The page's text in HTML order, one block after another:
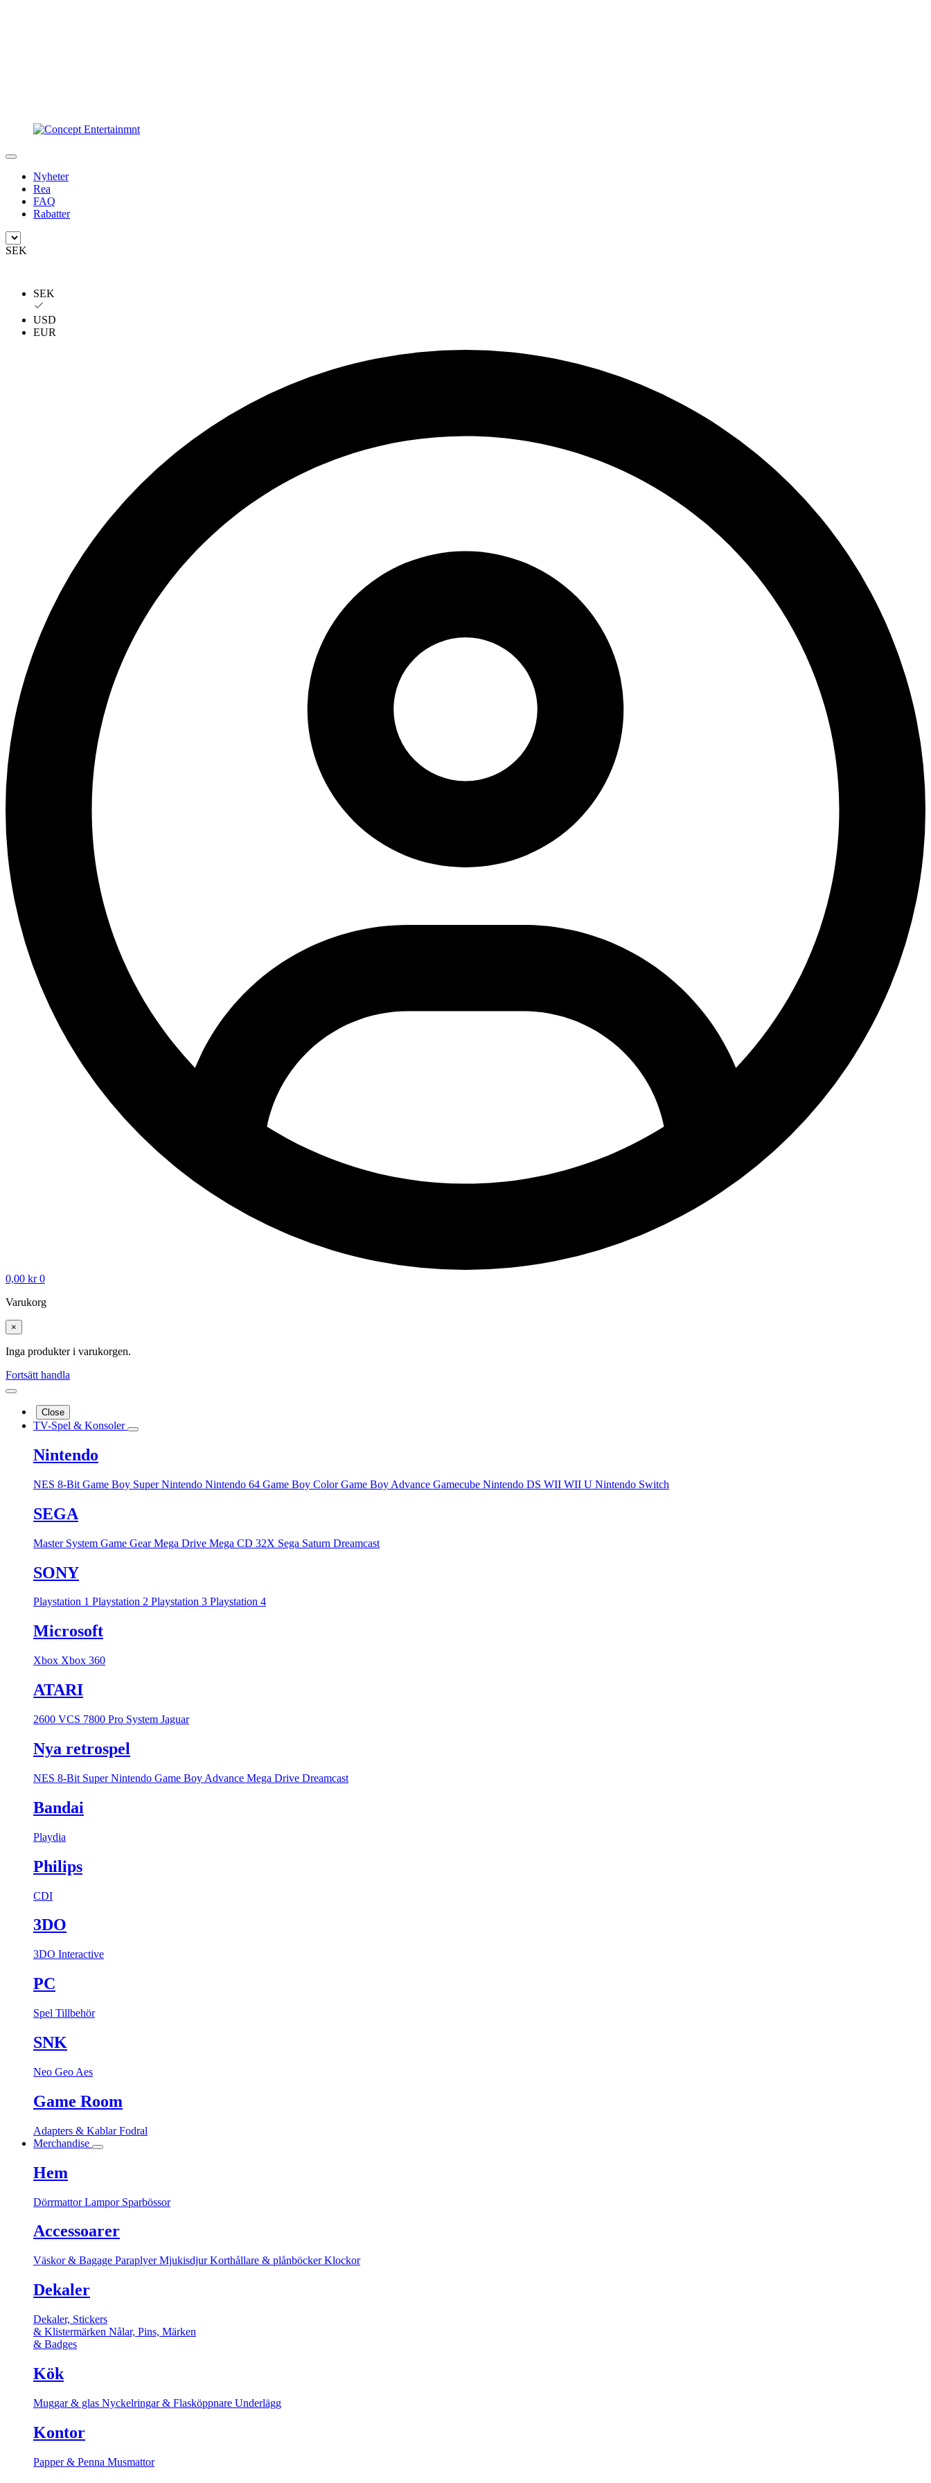
Nyheter
Rea
FAQ
Rabatter
SEK
SEK
USD
EUR
0,00 kr 0
Varukorg
×
Inga produkter i varukorgen.
Fortsätt handla
Close
TV-Spel & Konsoler
Nintendo
NES 8-Bit Game Boy Super Nintendo Nintendo 64 Game Boy ColorGame Boy Advance Gamecube Nintendo DS WII WII U Nintendo Switch
SEGA
Master System Game GearMega Drive Mega CD 32X Sega Saturn Dreamcast
SONY
Playstation 1 Playstation 2 Playstation 3 Playstation 4
Microsoft
Xbox Xbox 360
ATARI
2600 VCS 7800 Pro System Jaguar
Nya retrospel
NES 8-Bit Super Nintendo Game Boy Advance Mega Drive Dreamcast
Bandai
Playdia
Philips
CDI
3DO
3DO Interactive
PC
Spel Tillbehör
SNK
Neo Geo Aes
Game Room
Adapters & KablarFodral
Merchandise
Hem
DörrmattorLampor Sparbössor
Accessoarer
Väskor & Bagage ParaplyerMjukisdjurKorthållare & plånböckerKlockor
Dekaler
Dekaler, Stickers
& Klistermärken Nålar, Pins, Märken
& Badges
Kök
Muggar & glas Nyckelringar & Flasköppnare Underlägg
Kontor
Papper & Penna Musmattor